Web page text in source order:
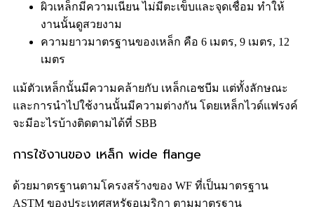
ผิวเหล็กมีความเนียน ไม่มีตะเข็บและจุดเชื่อม ทำให้
งานนั้นดูสวยงาม
ความยาวมาตรฐานของเหล็ก คือ 6 เมตร, 9 เมตร, 12
เมตร
แม้ตัวเหล็กนั้นมีความคล้ายกับ เหล็กเอชบีม แต่ทั้งลักษณะ
และการนำไปใช้งานนั้นมีความต่างกัน โดยเหล็กไวด์แฟรงค์
จะมีอะไรบ้างติดตามได้ที่ SBB
การใช้งานของ เหล็ก wide flange
ด้วยมาตรฐานตามโครงสร้างของ WF ที่เป็นมาตรฐาน
ASTM ของประเทศสหรัฐอเมริกา ตามมาตรฐาน